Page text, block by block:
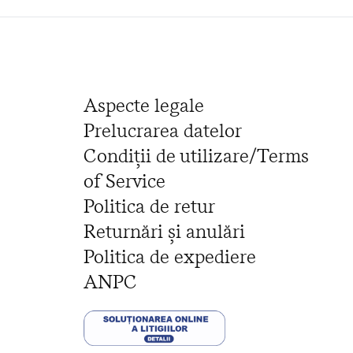
Aspecte legale
Prelucrarea datelor
Condiții de utilizare/Terms
of Service
Politica de retur
Returnări și anulări
Politica de expediere
ANPC